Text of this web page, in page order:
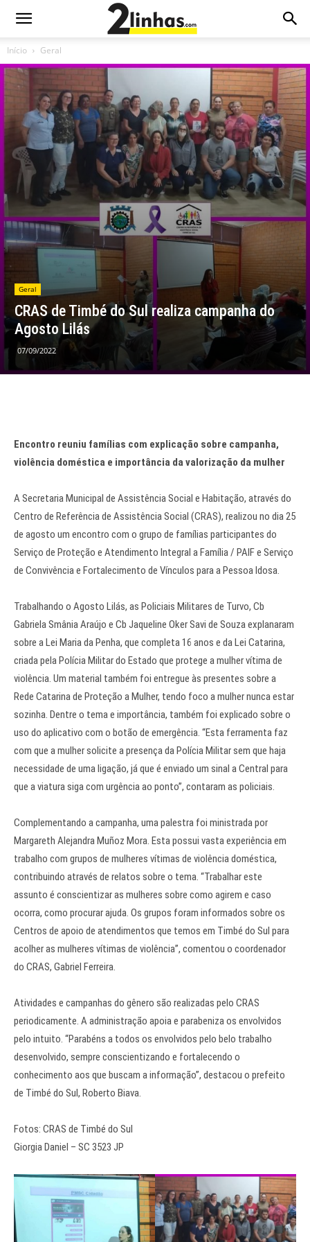
Início Geral
Geral
CRAS de Timbé do Sul realiza campanha do
Agosto Lilás
07/09/2022
Encontro reuniu famílias com explicação sobre campanha,
violência doméstica e importância da valorização da mulher
A Secretaria Municipal de Assistência Social e Habitação, através do
Centro de Referência de Assistência Social (CRAS), realizou no dia 25
de agosto um encontro com o grupo de famílias participantes do
Serviço de Proteção e Atendimento Integral a Família / PAIF e Serviço
de Convivência e Fortalecimento de Vínculos para a Pessoa Idosa.
Trabalhando o Agosto Lilás, as Policiais Militares de Turvo, Cb
Gabriela Smânia Araújo e Cb Jaqueline Oker Savi de Souza explanaram
sobre a Lei Maria da Penha, que completa 16 anos e da Lei Catarina,
criada pela Polícia Militar do Estado que protege a mulher vítima de
violência. Um material também foi entregue às presentes sobre a
Rede Catarina de Proteção a Mulher, tendo foco a mulher nunca estar
sozinha. Dentre o tema e importância, também foi explicado sobre o
uso do aplicativo com o botão de emergência. “Esta ferramenta faz
com que a mulher solicite a presença da Polícia Militar sem que haja
necessidade de uma ligação, já que é enviado um sinal a Central para
que a viatura siga com urgência ao ponto”, contaram as policiais.
Complementando a campanha, uma palestra foi ministrada por
Margareth Alejandra Muñoz Mora. Esta possui vasta experiência em
trabalho com grupos de mulheres vítimas de violência doméstica,
contribuindo através de relatos sobre o tema. “Trabalhar este
assunto é conscientizar as mulheres sobre como agirem e caso
ocorra, como procurar ajuda. Os grupos foram informados sobre os
Centros de apoio de atendimentos que temos em Timbé do Sul para
acolher as mulheres vítimas de violência”, comentou o coordenador
do CRAS, Gabriel Ferreira.
Atividades e campanhas do gênero são realizadas pelo CRAS
periodicamente. A administração apoia e parabeniza os envolvidos
pelo intuito. “Parabéns a todos os envolvidos pelo belo trabalho
desenvolvido, sempre conscientizando e fortalecendo o
conhecimento aos que buscam a informação”, destacou o prefeito
de Timbé do Sul, Roberto Biava.
Fotos: CRAS de Timbé do Sul
Giorgia Daniel – SC 3523 JP